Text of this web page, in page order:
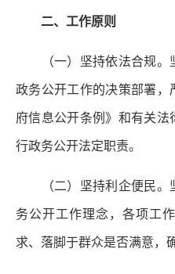
二、工作原则
（一）坚持依法合规。
政务公开工作的决策部署
府信息公开条例》和有关
行政务公开法定职责。
（二）坚持利企便民。
务公开工作理念，各项工
求、落脚于群众是否满意，